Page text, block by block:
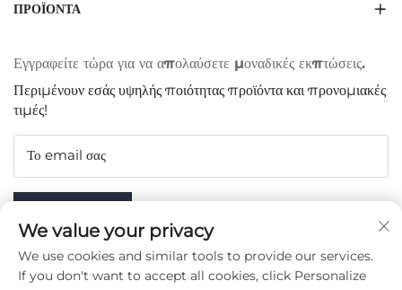
ΠΡΟΪΌΝΤΑ
Εγγραφείτε τώρα για να απολαύσετε μοναδικές εκπτώσεις.
Περιμένουν εσάς υψηλής ποιότητας προϊόντα και προνομιακές
τιμές!
Το email σας
We value your privacy
We use cookies and similar tools to provide our services.
If you don't want to accept all cookies, click Personalize